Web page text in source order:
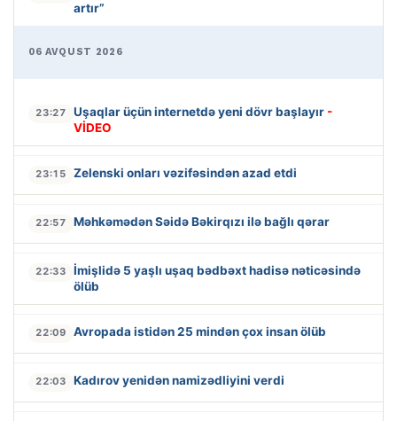
artır”
06 AVQUST 2026
23:27 Uşaqlar üçün internetdə yeni dövr başlayır -
VİDEO
23:15 Zelenski onları vəzifəsindən azad etdi
22:57 Məhkəmədən Səidə Bəkirqızı ilə bağlı qərar
22:33
İmişlidə 5 yaşlı uşaq bədbəxt hadisə nəticəsində
ölüb
22:09 Avropada istidən 25 mindən çox insan ölüb
22:03 Kadırov yenidən namizədliyini verdi